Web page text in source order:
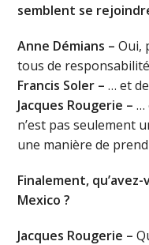
semblent se
Anne Démians – Oui,
tous de
Francis Soler – … et
Jacques Rougerie – …
n’est pas seulement
une manière de
Finalement,
Mexico ?
Jacques Rougerie –